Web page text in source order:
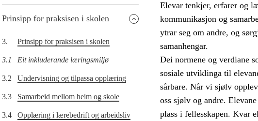
Prinsipp for praksisen i skolen
3. Prinsipp for praksisen i skolen
3.1 Eit inkluderande læringsmiljø
3.2 Undervisning og tilpassa opplæring
3.3 Samarbeid mellom heim og skole
3.4 Opplæring i lærebedrift og arbeidsliv
Elevar tenkjer, erfarer og
kommunikasjon og
ytrar seg om andre, og
samanhengar.
Dei normene og verdiane
sosiale utviklinga til
sårbare. Når vi sjølv
oss sjølv og andre.
plass i fellesskapen. Kvar